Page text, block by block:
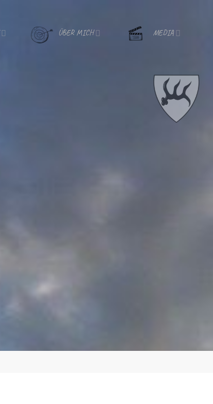
ÜBER MICH MEDIA